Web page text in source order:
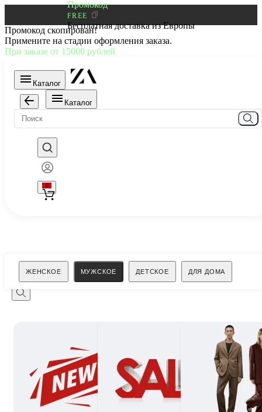
Промокод
FREE
Бесплатная доставка из Европы
Промокод скопирован!
Примените на стадии оформления заказа.
При заказе от 15000 рублей
Каталог
Каталог
0
ЖЕНСКОЕ МУЖСКОЕ ДЕТСКОЕ ДЛЯ ДОМА
Поиск